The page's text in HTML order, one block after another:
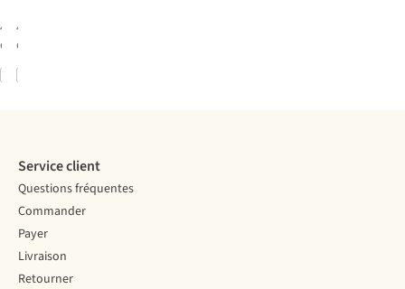
4
couleurs
disponibles
4
disponibles
Service client
Questions fréquentes
Commander
Payer
Livraison
Retourner